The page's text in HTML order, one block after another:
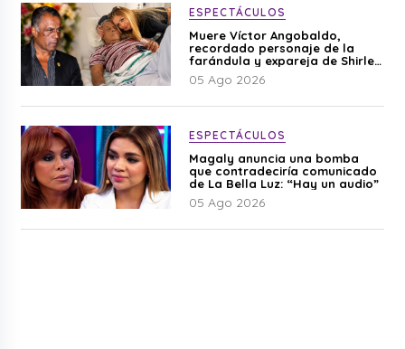
ESPECTÁCULOS
Muere Víctor Angobaldo,
recordado personaje de la
farándula y expareja de Shirley
Cherres
05 Ago 2026
ESPECTÁCULOS
Magaly anuncia una bomba
que contradeciría comunicado
de La Bella Luz: “Hay un audio”
05 Ago 2026